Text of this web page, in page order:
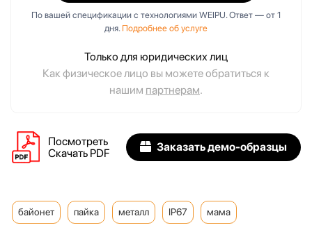
По вашей спецификации с технологиями WEIPU. Ответ — от 1
дня. Подробнее об услуге
Только для юридических лиц
Как физическое лицо вы можете обратиться к
нашим партнерам.
Посмотреть
Скачать PDF
Заказать демо-образцы
байонет пайка металл IP67 мама